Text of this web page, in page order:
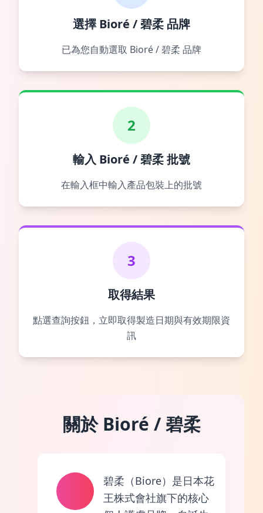
選擇 Bioré / 碧柔 品牌
已為您自動選取 Bioré / 碧柔 品牌
2
輸入 Bioré / 碧柔 批號
在輸入框中輸入產品包裝上的批號
3
取得結果
點選查詢按鈕，立即取得製造日期與有效期限資
訊
關於 Bioré / 碧柔
碧柔（Biore）是日本花
王株式會社旗下的核心